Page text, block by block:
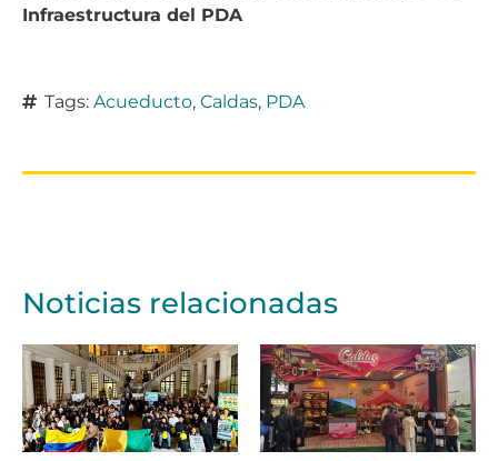
Infraestructura del PDA
Tags: Acueducto, Caldas, PDA
Noticias relacionadas